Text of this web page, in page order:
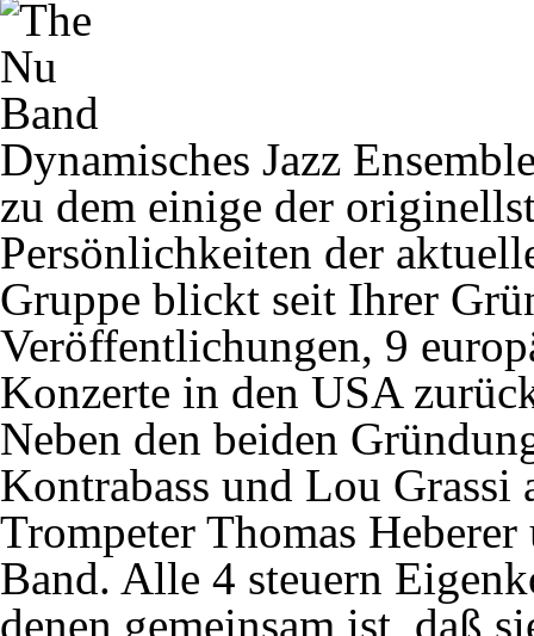
Dynamisches Jazz
zu dem einige der
Persönlichkeiten der
Gruppe blickt seit Ihrer
Veröffentlichungen, 9
Konzerte in den USA
Neben den beiden
Kontrabass und Lou Grassi
Trompeter Thomas
Band. Alle 4 steuern
denen gemeinsam ist, daß